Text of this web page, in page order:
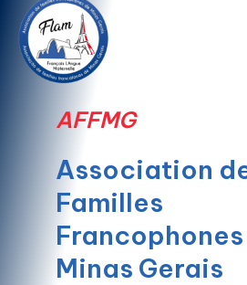
para
conteúdo
AFFMG
Association
Familles
Francophones
Minas Gerais